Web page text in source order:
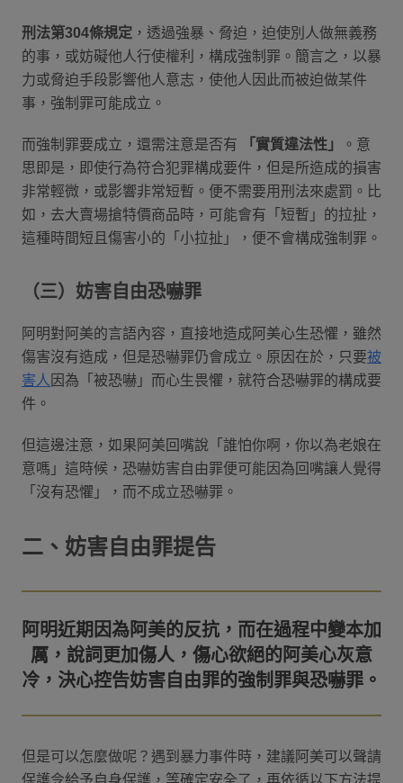
刑法第304條規定 ，透過強暴、脅迫，迫使別人做無義務
的事，或妨礙他人行使權利，構成強制罪。簡言之，以暴
力或脅迫手段影響他人意志，使他人因此而被迫做某件
事，強制罪可能成立。
而強制罪要成立，還需注意是否有 「實質違法性」
。意
思即是，即使行為符合犯罪構成要件，但是所造成的損害
非常輕微，或影響非常短暫。便不需要用刑法來處罰。比
如，去大賣場搶特價商品時，可能會有「短暫」的拉扯，
這種時間短且傷害小的「小拉扯」，便不會構成強制罪。
（三）妨害自由恐嚇罪
阿明對阿美的言語內容，直接地造成阿美心生恐懼，雖然
傷害沒有造成，但是恐嚇罪仍會成立。原因在於，只要被
害人 因為「被恐嚇」而心生畏懼，就符合恐嚇罪的構成要
件。
但這邊注意，如果阿美回嘴說「誰怕你啊，你以為老娘在
意嗎」這時候，恐嚇妨害自由罪便可能因為回嘴讓人覺得
「沒有恐懼」，而不成立恐嚇罪。
二、妨害自由罪提告
阿明近期因為阿美的反抗，而在過程中變本加
厲，說詞更加傷人，傷心欲絕的阿美心灰意
但是可以怎麼做呢？遇到暴力事件時，建議阿美可以聲請
保護令給予自身保護，等確定安全了，再依循以下方法提